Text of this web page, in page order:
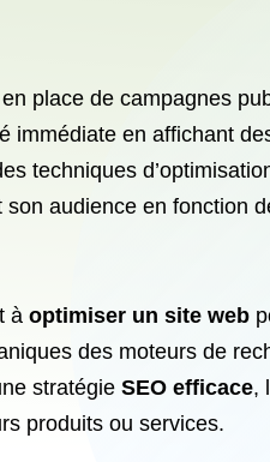
place de campagnes
immédiate en affichant
techniques
audience en fonction
à optimiser un site web
des moteurs de
stratégie SEO efficace,
produits ou services.